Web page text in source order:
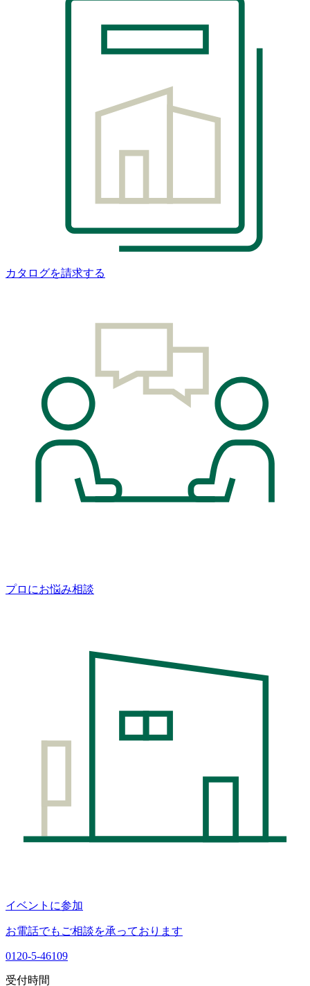
カタログを請求する
プロにお悩み相談
イベントに参加
お電話でもご相談を承っております
0120-5-46109
受付時間